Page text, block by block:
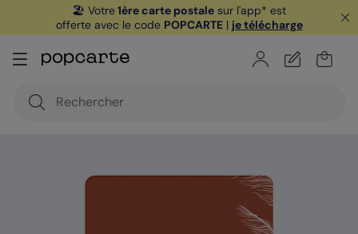
🏖️ Votre1ère carte postale sur l'app* est
offerte avec le code POPCARTE| je télécharge